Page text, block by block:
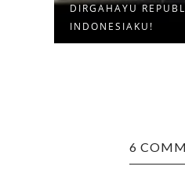
DIRGAHAYU
INDONESIAKU!
6